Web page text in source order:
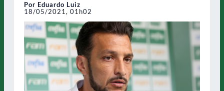
Por Eduardo Luiz
18/05/2021, 01h02